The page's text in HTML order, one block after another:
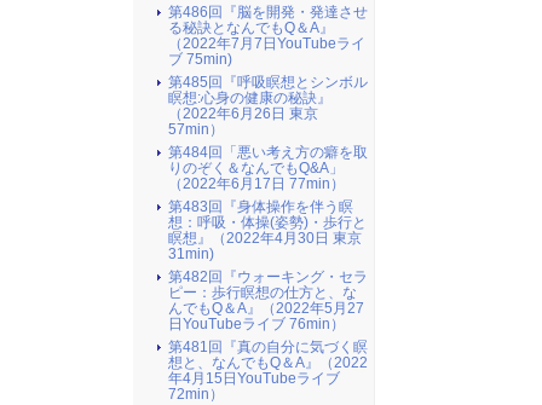
第486回『脳を開発・発達させ
る秘訣となんでもQ＆A』
（2022年7月7日YouTubeライ
ブ 75min)
第485回『呼吸瞑想とシンボル
瞑想:心身の健康の秘訣』
（2022年6月26日 東京
57min）
第484回「悪い考え方の癖を取
りのぞく＆なんでもQ&A」
（2022年6月17日 77min）
第483回『身体操作を伴う瞑
想：呼吸・体操(姿勢)・歩行と
瞑想』（2022年4月30日 東京
31min)
第482回『ウォーキング・セラ
ピー：歩行瞑想の仕方と、な
んでもQ＆A』（2022年5月27
日YouTubeライブ 76min）
第481回『真の自分に気づく瞑
想と、なんでもQ＆A』（2022
年4月15日YouTubeライブ
72min）